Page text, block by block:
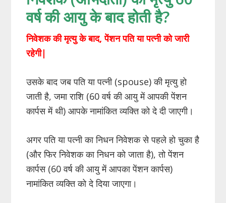
वर्ष की आयु के बाद होती है?
निवेशक की मृत्यु के बाद,पेंशन पति या पत्नी को जारी
रहेगी|
उसके बाद जब पति या पत्नी (spouse) की मृत्यु हो
जाती है, जमा राशि (60 वर्ष की आयु में आपकी पेंशन
कार्पस में थी) आपके नामांकित व्यक्ति को दे दी जाएगी।
अगर पति या पत्नी का निधन निवेशक से पहले हो चुका है
(और फिर निवेशक का निधन को जाता है), तो पेंशन
कार्पस (60 वर्ष की आयु में आपका पेंशन कार्पस)
नामांकित व्यक्ति को दे दिया जाएगा।